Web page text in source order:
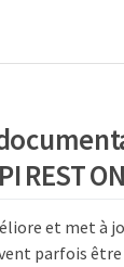
REST
et met à
parfois